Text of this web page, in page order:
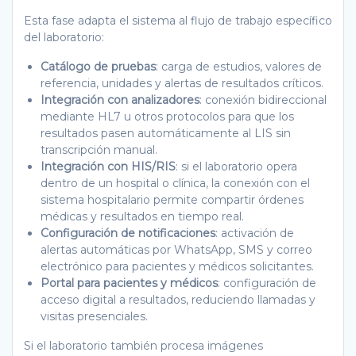
Esta fase adapta el sistema al flujo de trabajo específico
del laboratorio:
Catálogo de pruebas: carga de estudios, valores de
referencia, unidades y alertas de resultados críticos.
Integración con analizadores: conexión bidireccional
mediante HL7 u otros protocolos para que los
resultados pasen automáticamente al LIS sin
transcripción manual.
Integración con HIS/RIS: si el laboratorio opera
dentro de un hospital o clínica, la conexión con el
sistema hospitalario permite compartir órdenes
médicas y resultados en tiempo real.
Configuración de notificaciones: activación de
alertas automáticas por WhatsApp, SMS y correo
electrónico para pacientes y médicos solicitantes.
Portal para pacientes y médicos: configuración de
acceso digital a resultados, reduciendo llamadas y
visitas presenciales.
Si el laboratorio también procesa imágenes